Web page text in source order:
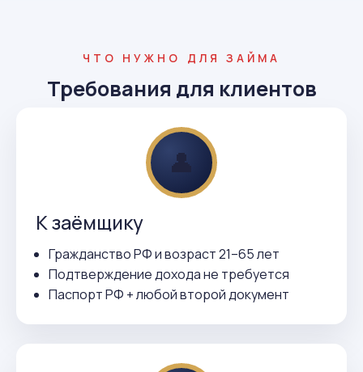
ЧТО НУЖНО ДЛЯ ЗАЙМА
Требования для клиентов
👤
К заёмщику
Гражданство РФ и возраст 21–65 лет
Подтверждение дохода не требуется
Паспорт РФ + любой второй документ